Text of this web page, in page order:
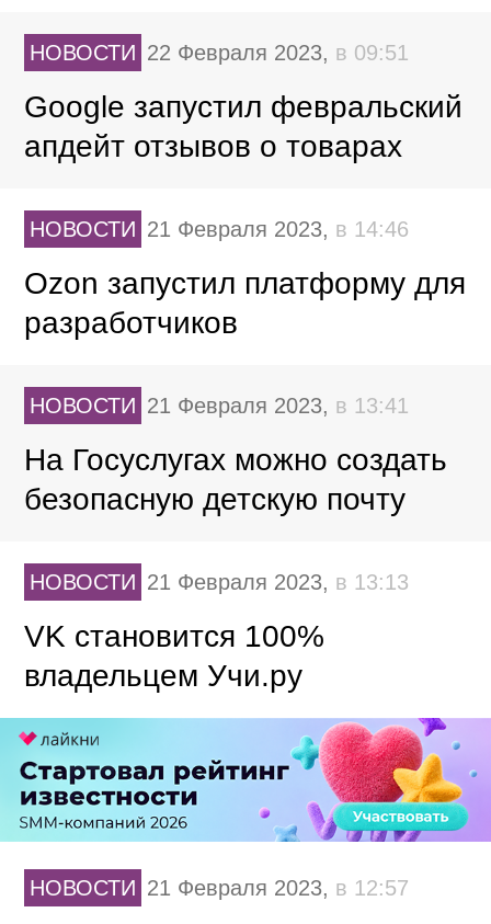
НОВОСТИ 22 Февраля 2023, в 09:51
Google запустил февральский
апдейт отзывов о товарах
НОВОСТИ 21 Февраля 2023, в 14:46
Ozon запустил платформу для
разработчиков
НОВОСТИ 21 Февраля 2023, в 13:41
На Госуслугах можно создать
безопасную детскую почту
НОВОСТИ 21 Февраля 2023, в 13:13
VK становится 100%
владельцем Учи.ру
НОВОСТИ 21 Февраля 2023, в 12:57